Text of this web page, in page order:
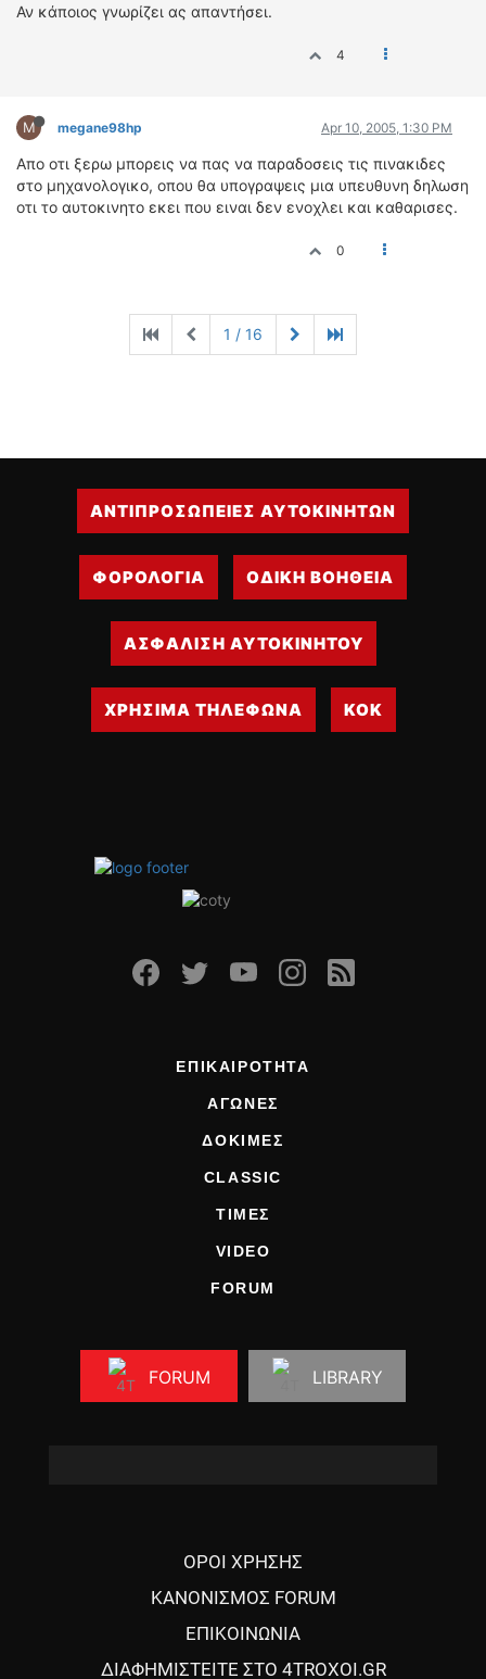
Αν κάποιος γνωρίζει ας απαντήσει.
4
M megane98hp Apr 10, 2005, 1:30 PM
Απο οτι ξερω μπορεις να πας να παραδοσεις τις πινακιδες
στο μηχανολογικο, οπου θα υπογραψεις μια υπευθυνη δηλωση
οτι το αυτοκινητο εκει που ειναι δεν ενοχλει και καθαρισες.
0
1 / 16
ΑΝΤΙΠΡΟΣΩΠΕΙΕΣ ΑΥΤΟΚΙΝΗΤΩΝ
ΦΟΡΟΛΟΓΙΑ ΟΔΙΚΗ ΒΟΗΘΕΙΑ
ΑΣΦΑΛΙΣΗ ΑΥΤΟΚΙΝΗΤΟΥ
ΧΡΗΣΙΜΑ ΤΗΛΕΦΩΝΑ ΚΟΚ
ΕΠΙΚΑΙΡΟΤΗΤΑ
ΑΓΩΝΕΣ
ΔΟΚΙΜΕΣ
CLASSIC
ΤΙΜΕΣ
VIDEO
FORUM
FORUM LIBRARY
ΟΡΟΙ ΧΡΗΣΗΣ
ΚΑΝΟΝΙΣΜΟΣ FORUM
ΕΠΙΚΟΙΝΩΝΙΑ
ΔΙΑΦΗΜΙΣΤΕΙΤΕ ΣΤΟ 4TROXOI.GR